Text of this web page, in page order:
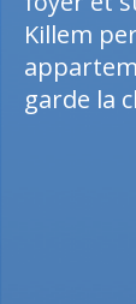
Killem
garde la